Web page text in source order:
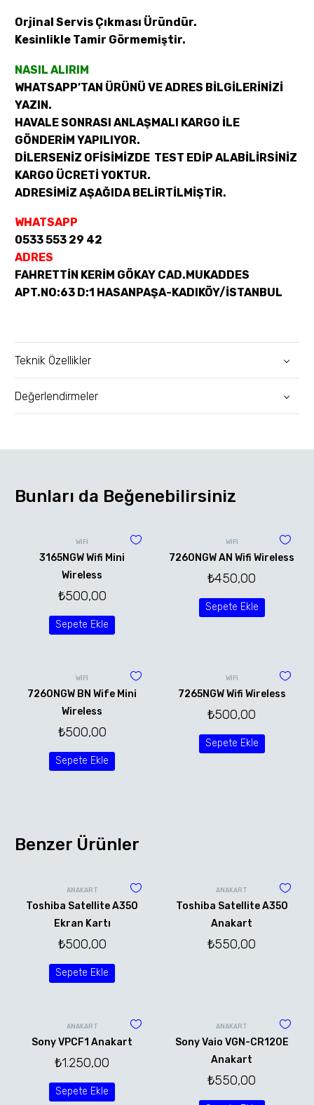
Orjinal Servis Çıkması Üründür.
Kesinlikle Tamir Görmemiştir.
NASIL ALIRIM
WHATSAPP’TAN ÜRÜNÜ VE ADRES BİLGİLERİNİZİ
YAZIN.
HAVALE SONRASI ANLAŞMALI KARGO İLE
GÖNDERİM YAPILIYOR.
DİLERSENİZ OFİSİMİZDE TEST EDİP ALABİLİRSİNİZ
KARGO ÜCRETİ YOKTUR.
ADRESİMİZ AŞAĞIDA BELİRTİLMİŞTİR.
WHATSAPP
0533 553 29 42
ADRES
FAHRETTİN KERİM GÖKAY CAD.MUKADDES
APT.NO:63 D:1 HASANPAŞA-KADIKÖY/İSTANBUL
Teknik Özellikler
Değerlendirmeler
Bunları da Beğenebilirsiniz
WİFİ
3165NGW Wifi Mini
Wireless
₺500,00
Sepete Ekle
WİFİ
7260NGW AN Wifi Wireless
₺450,00
Sepete Ekle
WİFİ
7260NGW BN Wife Mini
Wireless
₺500,00
Sepete Ekle
WİFİ
7265NGW Wifi Wireless
₺500,00
Sepete Ekle
Benzer Ürünler
ANAKART
Toshiba Satellite A350
Ekran Kartı
₺500,00
Sepete Ekle
ANAKART
Toshiba Satellite A350
Anakart
₺550,00
ANAKART
Sony VPCF1 Anakart
₺1.250,00
Sepete Ekle
ANAKART
Sony Vaio VGN-CR120E
Anakart
₺550,00